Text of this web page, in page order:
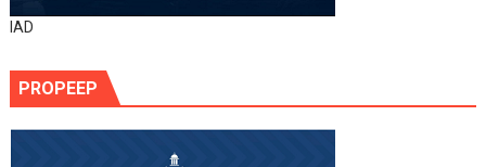
IAD
PROPEEP